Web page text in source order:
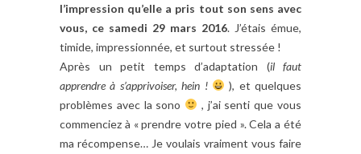
l’impression qu’elle a pris tout son sens avec
vous, ce samedi 29 mars 2016. J’étais émue,
timide, impressionnée, et surtout stressée !
Après un petit temps d’adaptation (il faut
apprendre à s’apprivoiser, hein !
), et quelques
problèmes avec la sono
, j’ai senti que vous
commenciez à « prendre votre pied ». Cela a été
ma récompense… Je voulais vraiment vous faire